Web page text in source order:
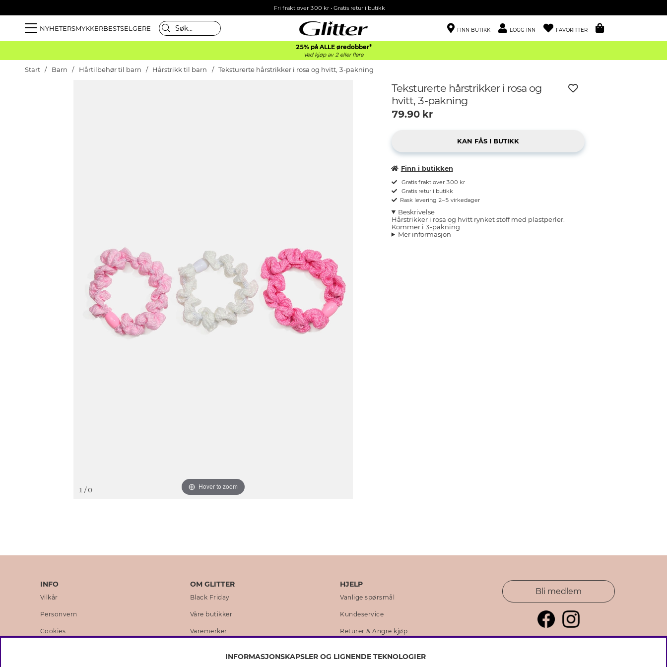
Fri frakt over 300 kr • Gratis retur i butikk
NYHETERSMYKKERBESTSELGERE FINN BUTIKK LOGG INN FAVORITTER
25% på ALLE øredobber*
Ved kjøp av 2 eller flere
Start Barn Hårtilbehør til barn Hårstrikk til barn Teksturerte hårstrikker i rosa og hvitt, 3-pakning
Hover to zoom
1 / 0
Teksturerte hårstrikker i rosa og
hvitt, 3-pakning
79.90kr
Finn i butikken
Gratis frakt over 300 kr
Gratis retur i butikk
Rask levering 2–5 virkedager
Beskrivelse
Hårstrikker i rosa og hvitt rynket stoff med plastperler.
Kommer i 3-pakning
Mer informasjon
INFO
Vilkår
Personvern
Cookies
OM GLITTER
Black Friday
Våre butikker
Varemerker
HJELP
Vanlige spørsmål
Kundeservice
Returer & Angre kjøp
Bli medlem
INFORMASJONSKAPSLER OG LIGNENDE TEKNOLOGIER